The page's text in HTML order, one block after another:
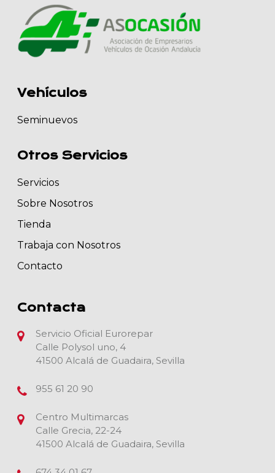
Vehículos
Seminuevos
Otros Servicios
Servicios
Sobre Nosotros
Tienda
Trabaja con Nosotros
Contacto
Contacta
Servicio Oficial Eurorepar
Calle Polysol uno, 4
41500 Alcalá de Guadaira, Sevilla
955 61 20 90
Centro Multimarcas
Calle Grecia, 22-24
41500 Alcalá de Guadaira, Sevilla